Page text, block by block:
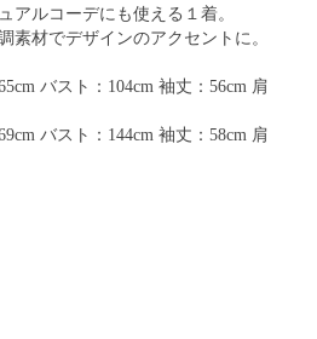
アルコーデにも使える１着。
素材でデザインのアクセントに。
スト：104cm 袖丈：56cm 肩
バスト：144cm 袖丈：58cm 肩